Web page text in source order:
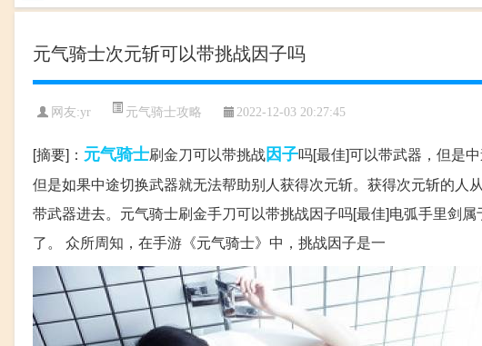
元气骑士次元斩可以带挑战因子吗
网友:yr 元气骑士攻略 2022-12-03 20:27:45
[摘要]： 元气骑士刷金刀可以带挑战因子吗[最佳]可以带武器，但是
但是如果中途切换武器就无法帮助别人获得次元斩。获得次元斩的
带武器进去。元气骑士刷金手刀可以带挑战因子吗[最佳]电弧手里剑
了。 众所周知，在手游《元气骑士》中，挑战因子是一